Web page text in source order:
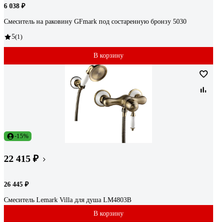
6 038 ₽
Смеситель на раковину GFmark под состаренную бронзу 5030
5(1)
В корзину
-15%
22 415 ₽
26 445 ₽
Смеситель Lemark Villa для душа LM4803B
В корзину